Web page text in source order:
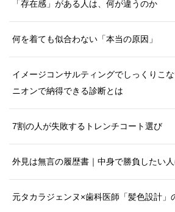
「存在感」がある人は、何が違うのか
何を着ても似合わない「本当の原因」
イメージコンサルティングでしっくりこ
ニオンで納得できる診断とは
7割の人が失敗するトレンチコート選び
外見は無言の履歴書｜中身で勝負したい
元タカラジェンヌ×歯科医師「髪色設計」